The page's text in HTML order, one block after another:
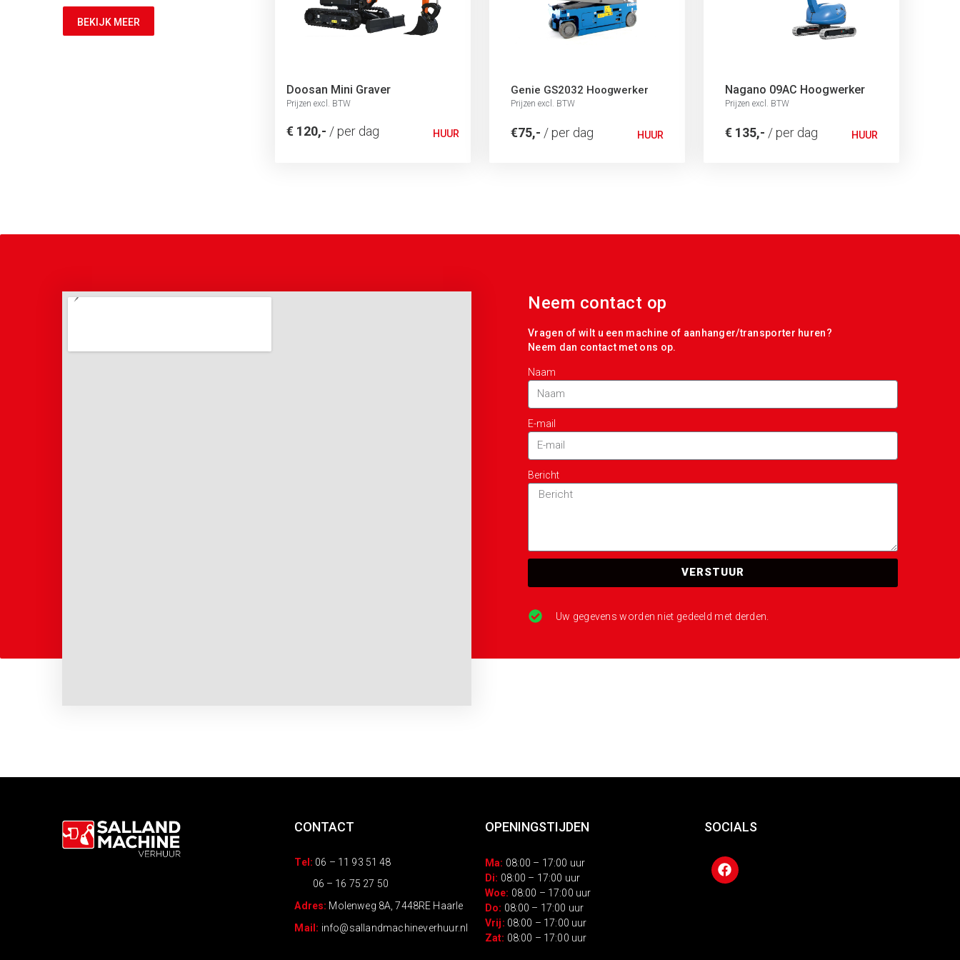
BEKIJK MEER
Doosan Mini Graver
Prijzen excl. BTW
€ 120,- / per dag HUUR
Genie GS2032 Hoogwerker
Prijzen excl. BTW
€75,- / per dag HUUR
Nagano 09AC Hoogwerker
Prijzen excl. BTW
€ 135,- / per dag HUUR
Neem contact op
Vragen of wilt u een machine of aanhanger/transporter huren?
Neem dan contact met ons op.
Naam
E-mail
Bericht
VERSTUUR
Uw gegevens worden niet gedeeld met derden.
CONTACT
Tel: 06 – 11 93 51 48
06 – 16 75 27 50
Adres: Molenweg 8A, 7448RE Haarle
Mail: info@sallandmachineverhuur.nl
OPENINGSTIJDEN
Ma: 08:00 – 17:00 uur
Di: 08:00 – 17:00 uur
Woe: 08:00 – 17:00 uur
Do: 08:00 – 17:00 uur
Vrij: 08:00 – 17:00 uur
Zat: 08:00 – 17:00 uur
SOCIALS